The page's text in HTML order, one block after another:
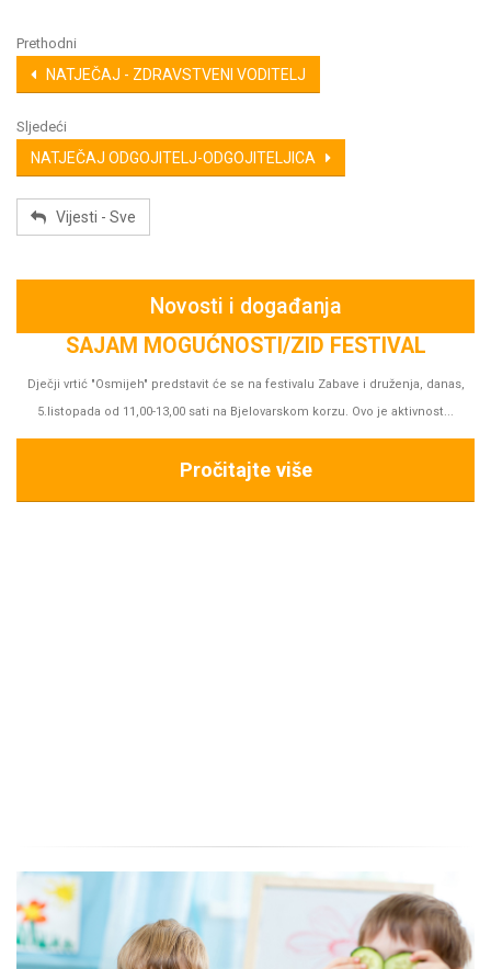
Prethodni
NATJEČAJ - ZDRAVSTVENI VODITELJ
Sljedeći
NATJEČAJ ODGOJITELJ-ODGOJITELJICA
Vijesti - Sve
Novosti i događanja